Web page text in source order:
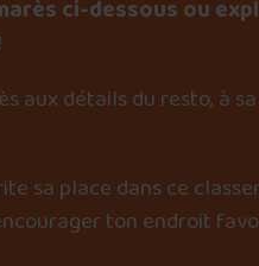
ci-dessous ou
aux détails du resto, à
sa place dans ce
ton endroit